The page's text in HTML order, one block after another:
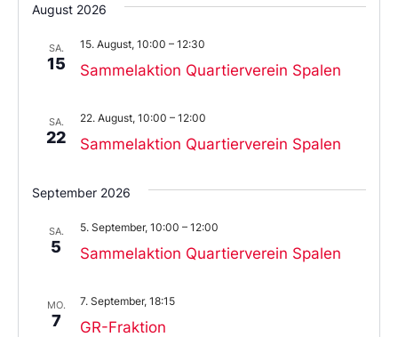
das
aus.
August 2026
SA.
15 Sammelaktion Quartierverein Spalen
15. August, 10:00 – 12:30
SA.
22 Sammelaktion Quartierverein Spalen
22. August, 10:00 – 12:00
September 2026
SA.
5 Sammelaktion Quartierverein Spalen
5. September, 10:00 – 12:00
MO.
7 GR-Fraktion
7. September, 18:15